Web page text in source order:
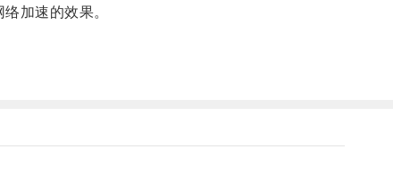
加速的效果。